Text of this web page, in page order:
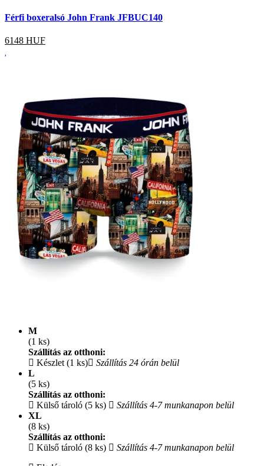
Férfi boxeralsó John Frank JFBUC140
6148 HUF
M
(1 ks)
Szállítás az otthoni:
Készlet (1 ks)
Szállítás 24 órán belül
L
(5 ks)
Szállítás az otthoni:
Külső tároló (5 ks)
Szállítás 4-7 munkanapon belül
XL
(8 ks)
Szállítás az otthoni:
Külső tároló (8 ks)
Szállítás 4-7 munkanapon belül